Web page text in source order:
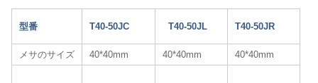
型番 T40-50JC T40-50JL T40-50JR
メサのサイズ 40*40mm 40*40mm 40*40mm